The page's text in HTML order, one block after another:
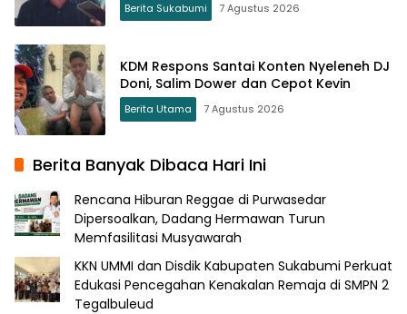
Berita Sukabumi 7 Agustus 2026
KDM Respons Santai Konten Nyeleneh DJ
Doni, Salim Dower dan Cepot Kevin
Berita Utama 7 Agustus 2026
Berita Banyak Dibaca Hari Ini
Rencana Hiburan Reggae di Purwasedar
Dipersoalkan, Dadang Hermawan Turun
Memfasilitasi Musyawarah
KKN UMMI dan Disdik Kabupaten Sukabumi Perkuat
Edukasi Pencegahan Kenakalan Remaja di SMPN 2
Tegalbuleud